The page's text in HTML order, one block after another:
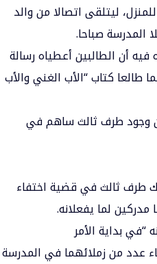
ليتلقى اتصالا من والد
المدرسة صباحا.
أن الطالبين أعطياه رسالة
إنها مؤلفة من 4 صفحات، وتفيد أنهما طالعا كتاب “الأب الغني والأب
وجود طرف ثالث ساهم في
طرف ثالث في قضية اختفاء
بداية الأمر
عدد من زملائهما في المدرسة